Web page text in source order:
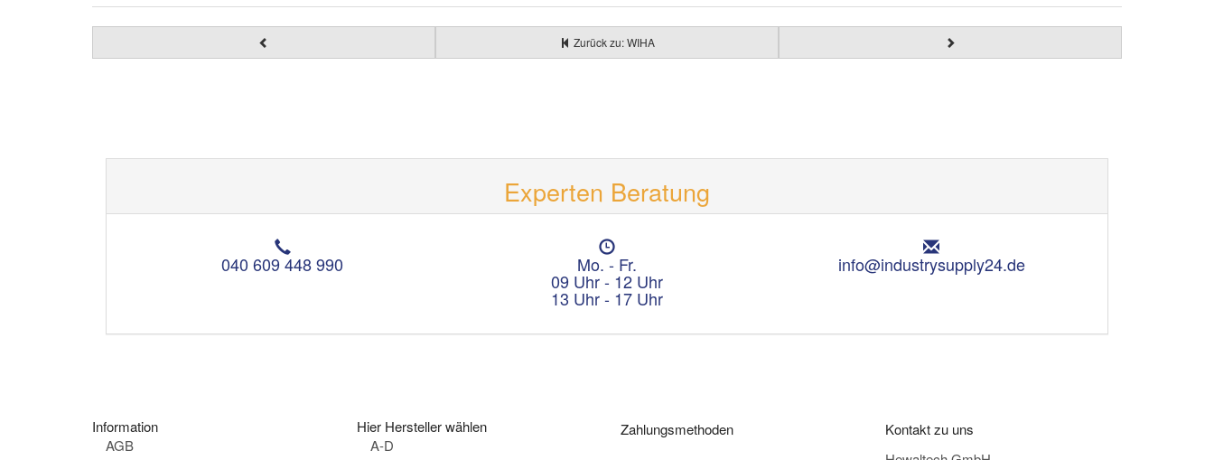
Zurück zu: WIHA
Experten Beratung
T
e
l
o
040 609 448 990
Ö
f
n
u
n
Mo. - Fr.
09 Uhr - 12 Uhr
13 Uhr - 17 Uhr
E
m
a
:
info@industrysupply24.de
Information
AGB
Hier Hersteller wählen
A-D
Zahlungsmethoden
Kontakt zu uns